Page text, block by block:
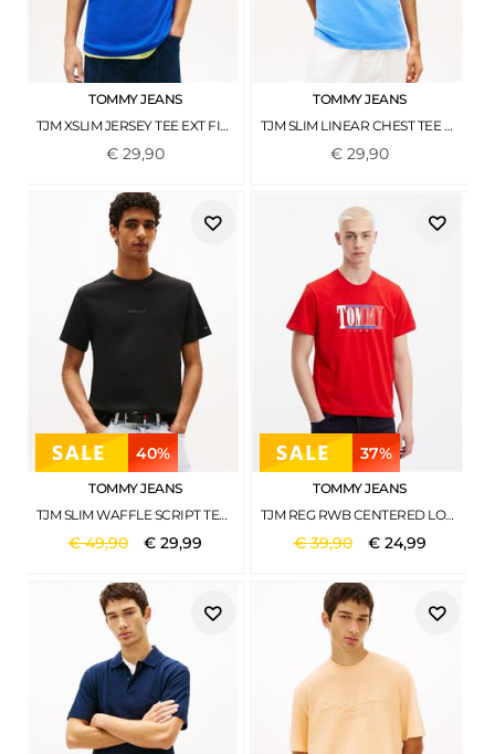
TOMMY JEANS
TJM XSLIM JERSEY TEE EXT FIZZY BLUE
€ 29,90
TOMMY JEANS
TJM SLIM LINEAR CHEST TEE EXT BLUE TWILIGHT
€29,90
40%
TOMMY JEANS
TJM SLIM WAFFLE SCRIPT TEE BLACK
€49,90 € 29,99
37%
TOMMY JEANS
TJM REG RWB CENTERED LOGO TEE DEEP CRIMSON
€39,90 € 24,99